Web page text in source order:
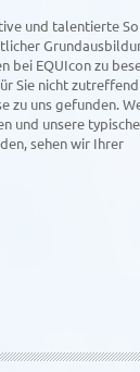
und talentierte
bei EQUIcon zu
Sie nicht
zu uns gefunden.
und unsere
sehen wir Ihrer